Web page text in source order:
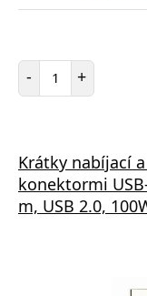
- Počet položiek
+
Krátky nabíjací
konektormi
m, USB 2.0,